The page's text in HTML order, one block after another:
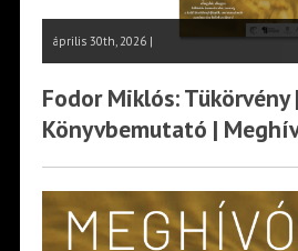
április 30th, 2026 |
Fodor Miklós: Tükörvény |
Könyvbemutató |